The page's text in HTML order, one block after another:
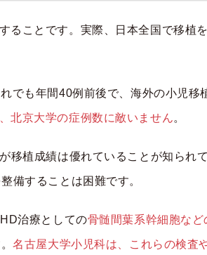
ことです。実際、日本全国で移植
でも年間40例前後で、海外の小児移
北京大学の症例数に敵いません。
植成績は優れていることが知られ
備することは困難です。
治療としての骨髄間葉系幹細胞など
名古屋大学小児科は、これらの検査